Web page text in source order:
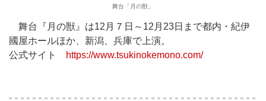
舞台「月の獣」
舞台『月の獣』は12月７日～12月23日まで都内・紀伊
國屋ホールほか、新潟、兵庫で上演。
公式サイト
https://www.tsukinokemono.com/